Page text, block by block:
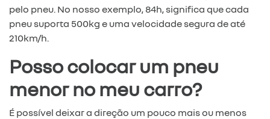
pelo pneu. No nosso exemplo, 84h, significa que cada
pneu suporta 500kg e uma velocidade segura de até
210km/h.
Posso colocar um pneu
menor no meu carro?
É possível deixar a direção um pouco mais ou menos